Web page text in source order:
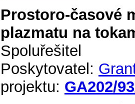
Prostoro-časové
plazmatu na
Spoluřešitel
Poskytovatel:
projektu: GA202/